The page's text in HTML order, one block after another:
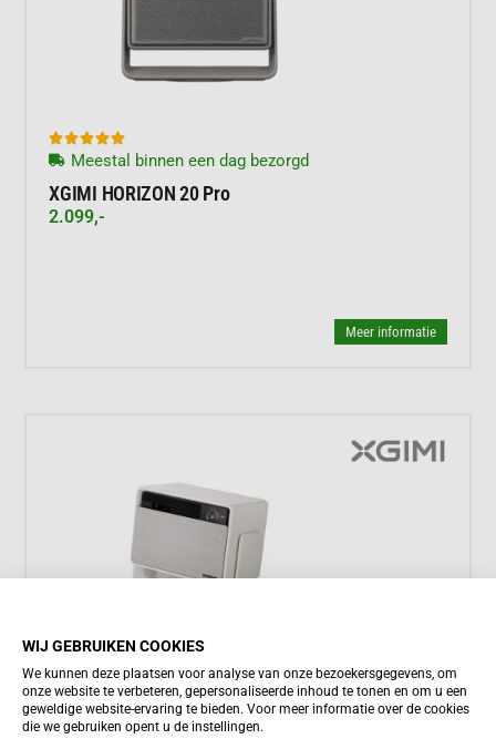

Meestal binnen een dag bezorgd
XGIMI HORIZON 20 Pro
2.099,-
Meer informatie

Meestal binnen een dag bezorgd
XGIMI HORIZON S Max
WIJ GEBRUIKEN COOKIES
We kunnen deze plaatsen voor analyse van onze bezoekersgegevens, om
onze website te verbeteren, gepersonaliseerde inhoud te tonen en om u een
geweldige website-ervaring te bieden. Voor meer informatie over de cookies
die we gebruiken opent u de instellingen.